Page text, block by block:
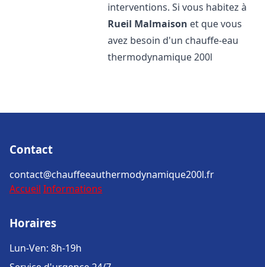
interventions. Si vous habitez à
Rueil Malmaison et que vous
avez besoin d'un chauffe-eau
thermodynamique 200l
Contact
contact@chauffeeauthermodynamique200l.fr
Accueil Informations
Horaires
Lun-Ven: 8h-19h